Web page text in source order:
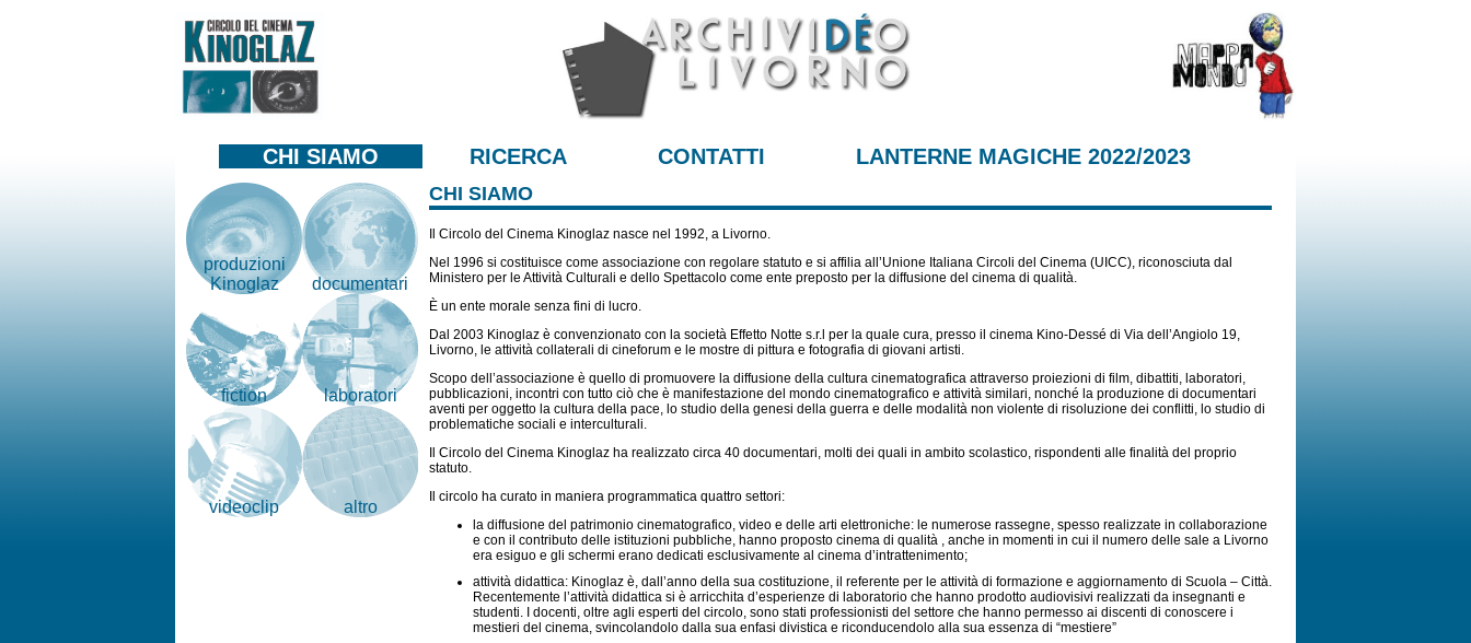
CHI SIAMO RICERCA CONTATTI LANTERNE MAGICHE 2022/2023
produzioni
Kinoglaz
documentari
fiction laboratori
videoclip altro
CHI SIAMO
Il Circolo del Cinema Kinoglaz nasce nel 1992, a Livorno.
Nel 1996 si costituisce come associazione con regolare statuto e si affilia all’Unione Italiana Circoli del Cinema (UICC), riconosciuta dal
Ministero per le Attività Culturali e dello Spettacolo come ente preposto per la diffusione del cinema di qualità.
È un ente morale senza fini di lucro.
Dal 2003 Kinoglaz è convenzionato con la società Effetto Notte s.r.l per la quale cura, presso il cinema Kino-Dessé di Via dell’Angiolo 19,
Livorno, le attività collaterali di cineforum e le mostre di pittura e fotografia di giovani artisti.
Scopo dell’associazione è quello di promuovere la diffusione della cultura cinematografica attraverso proiezioni di film, dibattiti, laboratori,
pubblicazioni, incontri con tutto ciò che è manifestazione del mondo cinematografico e attività similari, nonché la produzione di documentari
aventi per oggetto la cultura della pace, lo studio della genesi della guerra e delle modalità non violente di risoluzione dei conflitti, lo studio di
problematiche sociali e interculturali.
Il Circolo del Cinema Kinoglaz ha realizzato circa 40 documentari, molti dei quali in ambito scolastico, rispondenti alle finalità del proprio
statuto.
Il circolo ha curato in maniera programmatica quattro settori:
la diffusione del patrimonio cinematografico, video e delle arti elettroniche: le numerose rassegne, spesso realizzate in collaborazione
e con il contributo delle istituzioni pubbliche, hanno proposto cinema di qualità , anche in momenti in cui il numero delle sale a Livorno
era esiguo e gli schermi erano dedicati esclusivamente al cinema d’intrattenimento;
attività didattica: Kinoglaz è, dall’anno della sua costituzione, il referente per le attività di formazione e aggiornamento di Scuola – Città.
Recentemente l’attività didattica si è arricchita d’esperienze di laboratorio che hanno prodotto audiovisivi realizzati da insegnanti e
studenti. I docenti, oltre agli esperti del circolo, sono stati professionisti del settore che hanno permesso ai discenti di conoscere i
mestieri del cinema, svincolandolo dalla sua enfasi divistica e riconducendolo alla sua essenza di “mestiere”